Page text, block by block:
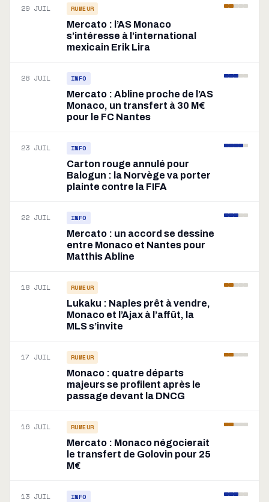
29 JUIL RUMEUR
Mercato : l’AS Monaco
s’intéresse à l’international
mexicain Erik Lira
28 JUIL INFO
Mercato : Abline proche de l’AS
Monaco, un transfert à 30 M€
pour le FC Nantes
23 JUIL INFO
Carton rouge annulé pour
Balogun : la Norvège va porter
plainte contre la FIFA
22 JUIL INFO
Mercato : un accord se dessine
entre Monaco et Nantes pour
Matthis Abline
18 JUIL RUMEUR
Lukaku : Naples prêt à vendre,
Monaco et l’Ajax à l’affût, la
MLS s’invite
17 JUIL RUMEUR
Monaco : quatre départs
majeurs se profilent après le
passage devant la DNCG
16 JUIL RUMEUR
Mercato : Monaco négocierait
le transfert de Golovin pour 25
M€
13 JUIL INFO